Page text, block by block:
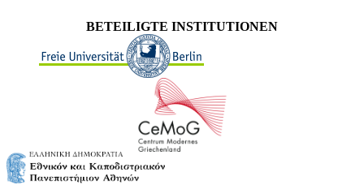
BETEILIGTE INSTITUTIONEN